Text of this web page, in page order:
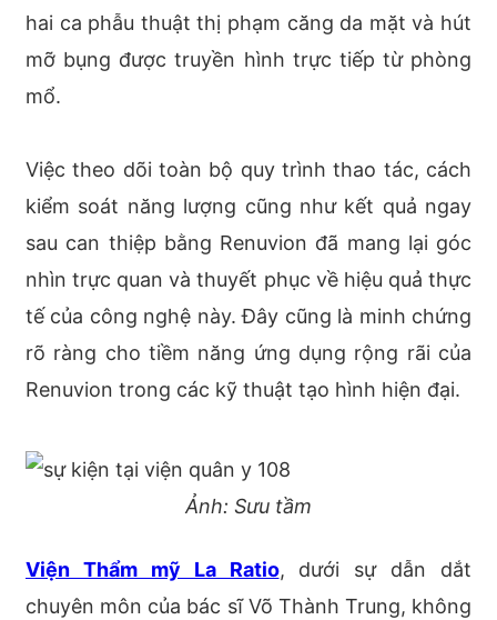
hai ca phẫu thuật thị phạm căng da mặt và hút
mỡ bụng được truyền hình trực tiếp từ phòng
mổ.
Việc theo dõi toàn bộ quy trình thao tác, cách
kiểm soát năng lượng cũng như kết quả ngay
sau can thiệp bằng Renuvion đã mang lại góc
nhìn trực quan và thuyết phục về hiệu quả thực
tế của công nghệ này. Đây cũng là minh chứng
rõ ràng cho tiềm năng ứng dụng rộng rãi của
Renuvion trong các kỹ thuật tạo hình hiện đại.
Ảnh: Sưu tầm
Viện Thẩm mỹ La Ratio, dưới sự dẫn dắt
chuyên môn của bác sĩ Võ Thành Trung, không